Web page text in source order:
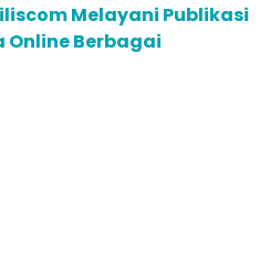
Melayani Publikasi
Online Berbagai